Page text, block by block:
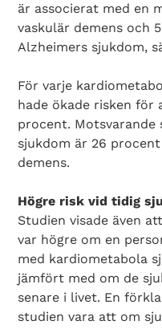
är associerat med en
vaskulär demens och
Alzheimers sjukdom,
För varje
hade ökade risken för
procent.
sjukdom är 26
demens.
Högre risk vid tidig
Studien visade även
var högre om en
med kardiometabola
jämfört med om de
senare i livet. En
studien vara att om